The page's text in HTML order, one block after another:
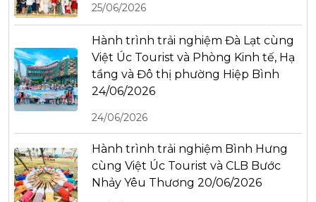
25/06/2026
Hành trình trải nghiệm Đà Lạt cùng
Việt Úc Tourist và Phòng Kinh tế, Hạ
tầng và Đô thị phường Hiệp Bình
24/06/2026
24/06/2026
Hành trình trải nghiệm Bình Hưng
cùng Việt Úc Tourist và CLB Bước
Nhảy Yêu Thương 20/06/2026